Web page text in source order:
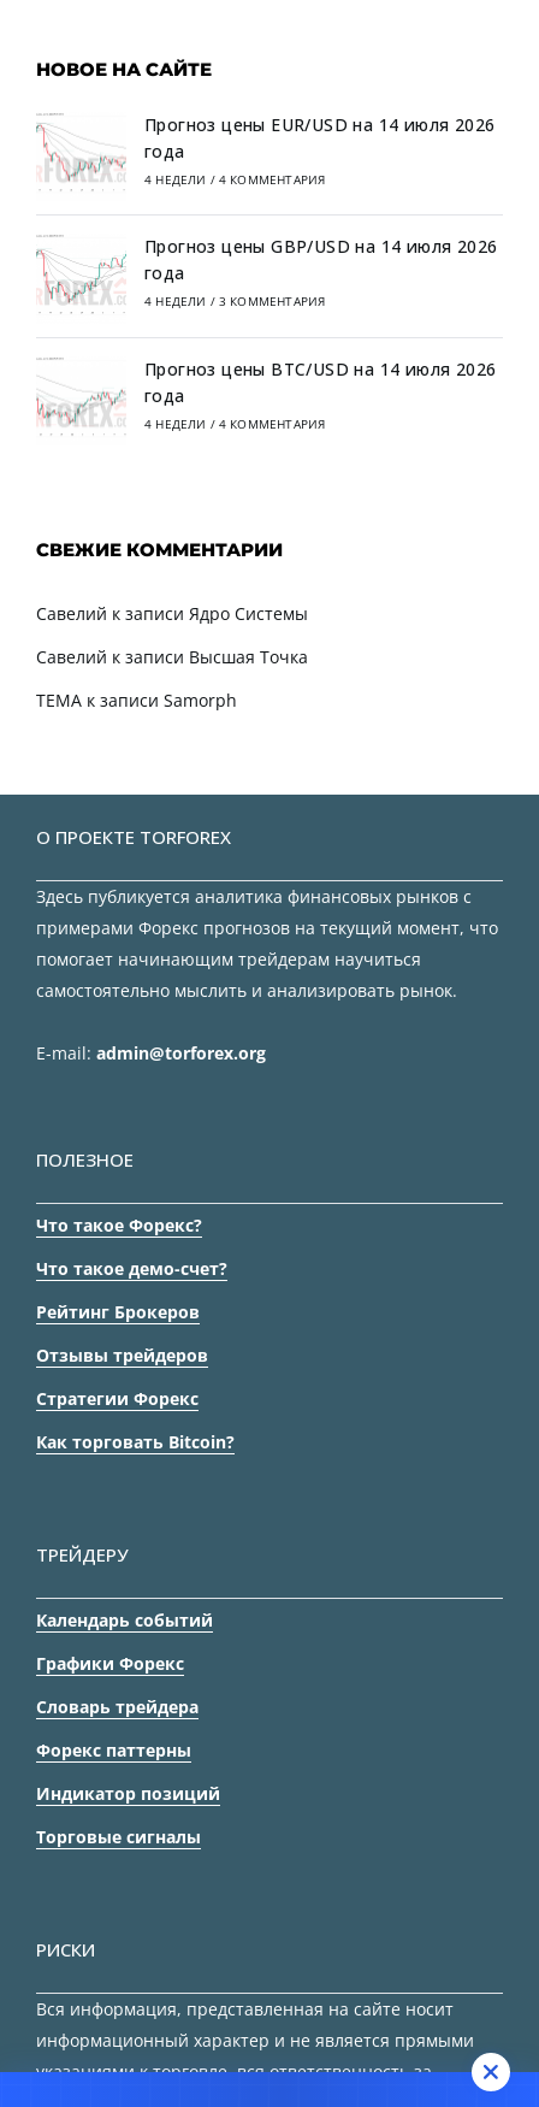
НОВОЕ НА САЙТЕ
Прогноз цены EUR/USD на 14 июля 2026
года
4 НЕДЕЛИ / 4 КОММЕНТАРИЯ
Прогноз цены GBP/USD на 14 июля 2026
года
4 НЕДЕЛИ / 3 КОММЕНТАРИЯ
Прогноз цены BTC/USD на 14 июля 2026
года
4 НЕДЕЛИ / 4 КОММЕНТАРИЯ
СВЕЖИЕ КОММЕНТАРИИ
Савелий к записи Ядро Системы
Савелий к записи Высшая Точка
TEMA к записи Samorph
О ПРОЕКТЕ TORFOREX
Здесь публикуется аналитика финансовых рынков с
примерами Форекс прогнозов на текущий момент, что
помогает начинающим трейдерам научиться
самостоятельно мыслить и анализировать рынок.
E-mail: admin@torforex.org
ПОЛЕЗНОЕ
Что такое Форекс?
Что такое демо-счет?
Рейтинг Брокеров
Отзывы трейдеров
Стратегии Форекс
Как торговать Bitcoin?
ТРЕЙДЕРУ
Календарь событий
Графики Форекс
Словарь трейдера
Форекс паттерны
Индикатор позиций
Торговые сигналы
РИСКИ
Вся информация, представленная на сайте носит
информационный характер и не является прямыми
указаниями к торговле, вся ответственность за